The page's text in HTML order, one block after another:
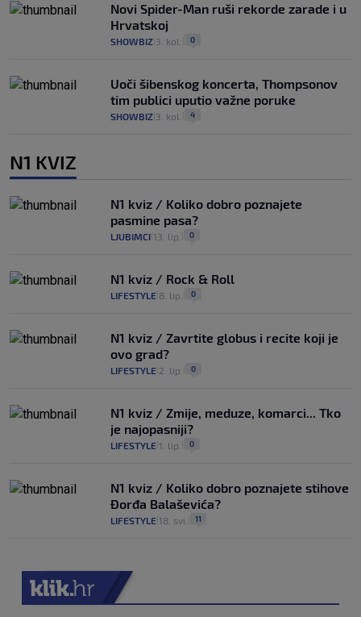
Novi Spider-Man ruši rekorde zarade i u
Hrvatskoj
SHOWBIZ 3. kol. 0
Uoči šibenskog koncerta, Thompsonov
tim publici uputio važne poruke
SHOWBIZ 3. kol. 4
N1 KVIZ
N1 kviz / Koliko dobro poznajete
pasmine pasa?
LJUBIMCI 13. lip. 0
N1 kviz / Rock & Roll
LIFESTYLE 8. lip. 0
N1 kviz / Zavrtite globus i recite koji je
ovo grad?
LIFESTYLE 2. lip. 0
N1 kviz / Zmije, meduze, komarci... Tko
je najopasniji?
LIFESTYLE 1. lip. 0
N1 kviz / Koliko dobro poznajete stihove
Đorđa Balaševića?
LIFESTYLE 18. svi. 11